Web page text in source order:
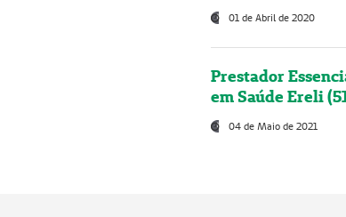
01 de Abril de 2020
Prestador
em Saúde Ereli
04 de Maio de 2021